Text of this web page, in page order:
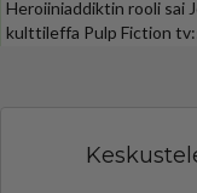
Heroiiniaddiktin rooli sai
kulttileffa Pulp Fiction